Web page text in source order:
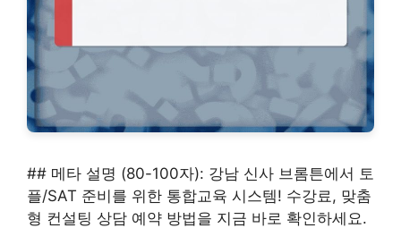
## 메타 설명 (80-100자): 강남 신사 브롬튼에서 토
플/SAT 준비를 위한 통합교육 시스템! 수강료, 맞춤
형 컨설팅 상담 예약 방법을 지금 바로 확인하세요.